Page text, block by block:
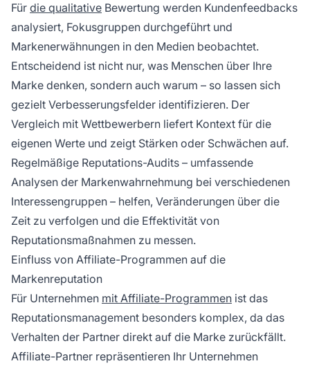
Für die qualitative Bewertung werden Kundenfeedbacks
analysiert, Fokusgruppen durchgeführt und
Markenerwähnungen in den Medien beobachtet.
Entscheidend ist nicht nur, was Menschen über Ihre
Marke denken, sondern auch warum – so lassen sich
gezielt Verbesserungsfelder identifizieren. Der
Vergleich mit Wettbewerbern liefert Kontext für die
eigenen Werte und zeigt Stärken oder Schwächen auf.
Regelmäßige Reputations-Audits – umfassende
Analysen der Markenwahrnehmung bei verschiedenen
Interessengruppen – helfen, Veränderungen über die
Zeit zu verfolgen und die Effektivität von
Reputationsmaßnahmen zu messen.
Einfluss von Affiliate-Programmen auf die
Markenreputation
Für Unternehmen mit Affiliate-Programmen ist das
Reputationsmanagement besonders komplex, da das
Verhalten der Partner direkt auf die Marke zurückfällt.
Affiliate-Partner repräsentieren Ihr Unternehmen